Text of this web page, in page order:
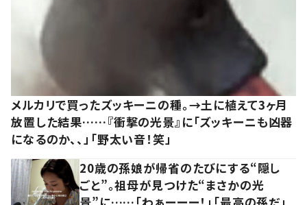
メルカリで買ったズッキーニの種。→土に植えて3ヶ月
放置した結果……『衝撃の光景』に「ズッキーニも凶器
になるのか、、」「野太い音！笑」
20歳の孫娘が帰省のたびにする“隠し
ごと”。祖母が見つけた“まさかの光